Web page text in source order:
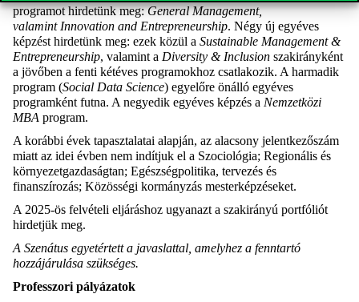
programot hirdetünk meg:General Management,
valamint Innovation and Entrepreneurship. Négy új egyéves
képzést hirdetünk meg: ezek közül a Sustainable Management &
Entrepreneurship, valamint a Diversity & Inclusion szakirányként
a jövőben a fenti kétéves programokhoz csatlakozik. A harmadik
program (Social Data Science) egyelőre önálló egyéves
programként futna. A negyedik egyéves képzés a Nemzetközi
MBA program.
A korábbi évek tapasztalatai alapján, az alacsony jelentkezőszám
miatt az idei évben nem indítjuk el a Szociológia; Regionális és
környezetgazdaságtan; Egészségpolitika, tervezés és
finanszírozás; Közösségi kormányzás mesterképzéseket.
A 2025-ös felvételi eljáráshoz ugyanazt a szakirányú portfóliót
hirdetjük meg.
A Szenátus egyetértett a javaslattal, amelyhez a fenntartó
hozzájárulása szükséges.
Professzori pályázatok